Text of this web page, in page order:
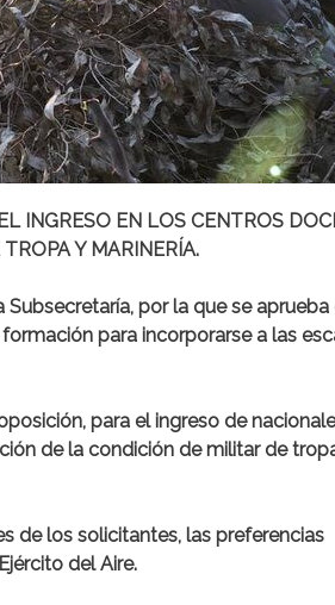
INGRESO EN LOS CENTROS
Y MARINERÍA.
por la que se aprueba
para incorporarse a las
para el ingreso de
de la condición de militar de
de los solicitantes, las preferencias
del Aire.